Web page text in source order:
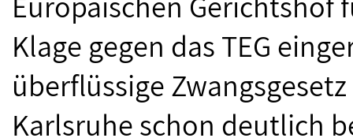
Klage gegen das TEG
überflüssige
Karlsruhe schon deutlich